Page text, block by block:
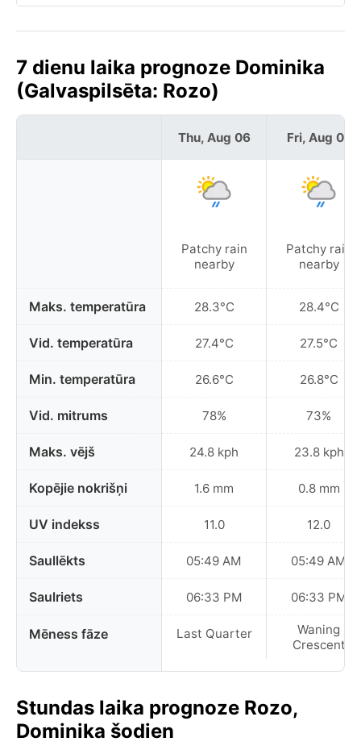
7 dienu laika prognoze Dominika
(Galvaspilsēta: Rozo)
Maks. temperatūra
Vid. temperatūra
Min. temperatūra
Vid. mitrums
Maks. vējš
Kopējie nokrišņi
UV indekss
Saullēkts
Saulriets
Mēness fāze
Thu, Aug 06
Patchy rain
nearby
28.3°C
27.4°C
26.6°C
78%
24.8 kph
1.6 mm
11.0
05:49 AM
06:33 PM
Last Quarter
Fri, Aug 07
Patchy rain
nearby
28.4°C
27.5°C
26.8°C
73%
23.8 kph
0.8 mm
12.0
05:49 AM
06:33 PM
Waning
Crescent
Stundas laika prognoze Rozo,
Dominika šodien